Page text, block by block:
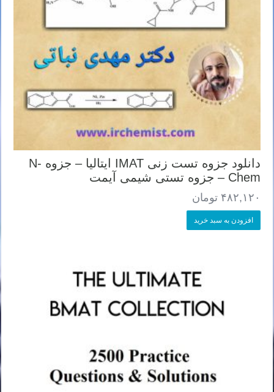
دانلود جزوه تست زنی IMAT ایتالیا – جزوه N-
Chem – جزوه تستی شیمی آیمت
۴۸۲,۱۲۰ تومان
افزودن به سبد خرید